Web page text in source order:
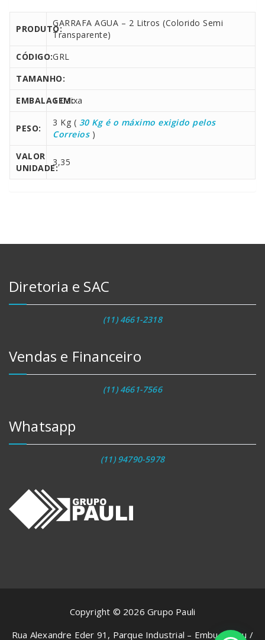
PRODUTO:
GARRAFA AGUA – 2 Litros (Colorido Semi
Transparente)
CÓDIGO:GRL
TAMANHO:
EMBALAGEM:
1 Caixa
PESO:
3 Kg ( 30 Kg é o máximo exigido pelos
Correios)
VALOR
UNIDADE:
3,35
Diretoria e SAC
(11) 4661-2318
Vendas e Financeiro
(11) 4661-7566
Whatsapp
(11) 94790-5978
Copyright © 2026 Grupo Pauli
Rua Alexandre Eder 91, Parque Industrial – Embu-Guaçu /